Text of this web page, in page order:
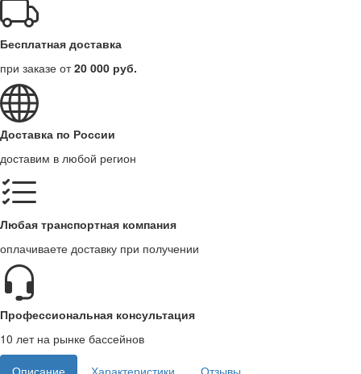
Бесплатная доставка
при заказе от20 000 руб.
Доставка по России
доставим в любой регион
Любая транспортная компания
оплачиваете доставку при получении
Профессиональная консультация
10 лет на рынке бассейнов